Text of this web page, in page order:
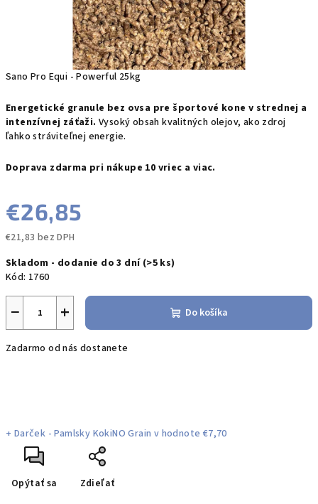
Sano Pro Equi - Powerful 25kg
Energetické granule bez ovsa pre športové kone v strednej a
intenzívnej záťaži.Vysoký obsah kvalitných olejov, ako zdroj
ľahko stráviteľnej energie.
Doprava zdarma pri nákupe 10 vriec a viac.
€26,85
€21,83 bez DPH
cena:
Skladom - dodanie do 3 dní (>5 ks)
Kód: 1760
+
− Do košíka
Zadarmo od nás dostanete
+ Darček - Pamlsky KokiNO Grain v hodnote €7,70
Opýtať sa Zdieľať